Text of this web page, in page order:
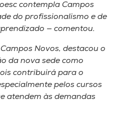
contempla Campos
do profissionalismo e de
— comentou.
Novos, destacou o
da nova sede como
contribuirá para o
pelos cursos
atendem às demandas